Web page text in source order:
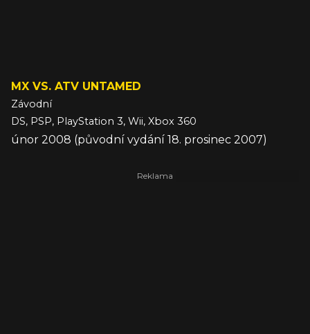
MX VS. ATV UNTAMED
Závodní
DS, PSP, PlayStation 3, Wii, Xbox 360
únor 2008 (původní vydání 18. prosinec 2007)